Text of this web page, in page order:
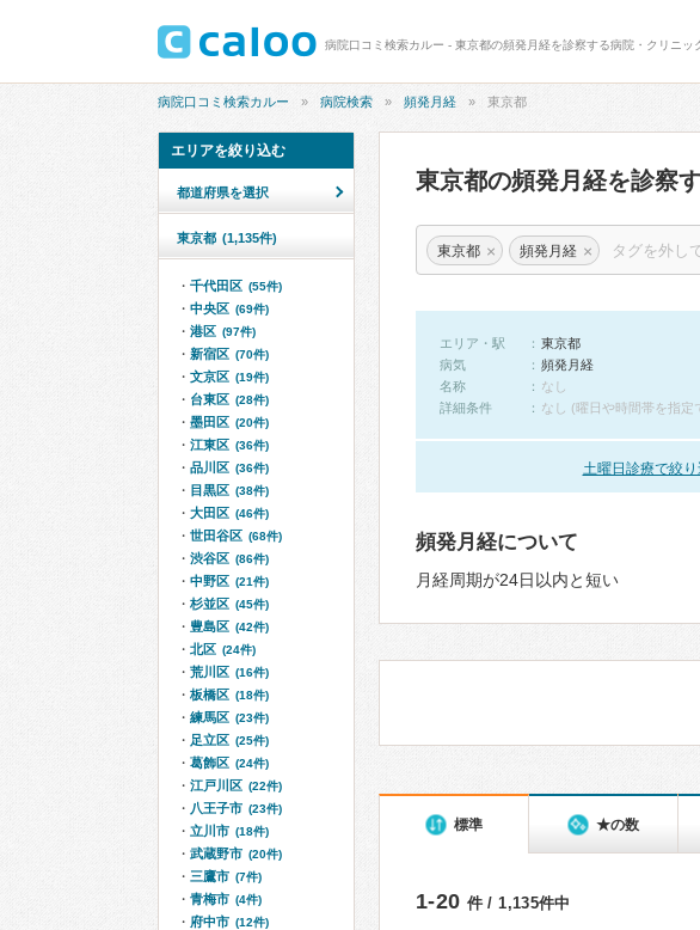
病院口コミ検索カルー - 東京都の頻発月経を診察する病院・クリニッ
病院口コミ検索カルー 病院検索 頻発月経 東京都
東京都の頻発月経を診察
東京都 × 頻発月経 ×
エリア・駅
東京都
病気
頻発月経
名称
なし
詳細条件
なし (曜日や時間帯を指定
土曜日診療で絞
頻発月経について
月経周期が24日以内と短い
標準 ★の数
1-20 件 / 1,135件中
エリアを絞り込む
都道府県を選択
東京都 (1,135件)
千代田区 (55件)
中央区 (69件)
港区 (97件)
新宿区 (70件)
文京区 (19件)
台東区 (28件)
墨田区 (20件)
江東区 (36件)
品川区 (36件)
目黒区 (38件)
大田区 (46件)
世田谷区 (68件)
渋谷区 (86件)
中野区 (21件)
杉並区 (45件)
豊島区 (42件)
北区 (24件)
荒川区 (16件)
板橋区 (18件)
練馬区 (23件)
足立区 (25件)
葛飾区 (24件)
江戸川区 (22件)
八王子市 (23件)
立川市 (18件)
武蔵野市 (20件)
三鷹市 (7件)
青梅市 (4件)
府中市 (12件)